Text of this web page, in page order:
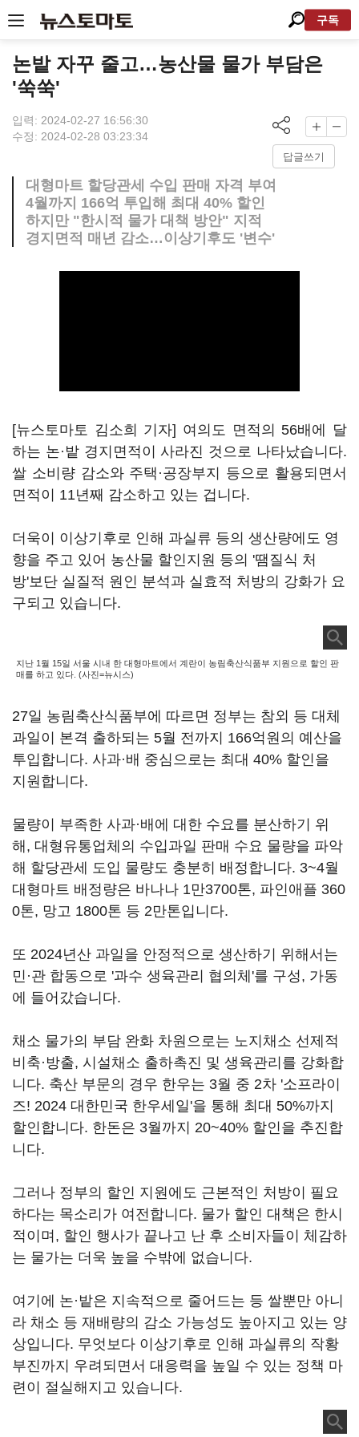
구독
논밭 자꾸 줄고…농산물 물가 부담은
'쑥쑥'
입력: 2024-02-27 16:56:30
수정: 2024-02-28 03:23:34
답글쓰기
대형마트 할당관세 수입 판매 자격 부여
4월까지 166억 투입해 최대 40% 할인
하지만 "한시적 물가 대책 방안" 지적
경지면적 매년 감소…이상기후도 '변수'
[뉴스토마토 김소희 기자] 여의도 면적의 56배에 달
하는 논·밭 경지면적이 사라진 것으로 나타났습니다.
쌀 소비량 감소와 주택·공장부지 등으로 활용되면서
면적이 11년째 감소하고 있는 겁니다.
더욱이 이상기후로 인해 과실류 등의 생산량에도 영
향을 주고 있어 농산물 할인지원 등의 '땜질식 처
방'보단 실질적 원인 분석과 실효적 처방의 강화가 요
구되고 있습니다.
지난 1월 15일 서울 시내 한 대형마트에서 계란이 농림축산식품부 지원으로 할인 판
매를 하고 있다. (사진=뉴시스)
27일 농림축산식품부에 따르면 정부는 참외 등 대체
과일이 본격 출하되는 5월 전까지 166억원의 예산을
투입합니다. 사과·배 중심으로는 최대 40% 할인을
지원합니다.
물량이 부족한 사과·배에 대한 수요를 분산하기 위
해, 대형유통업체의 수입과일 판매 수요 물량을 파악
해 할당관세 도입 물량도 충분히 배정합니다. 3~4월
대형마트 배정량은 바나나 1만3700톤, 파인애플 360
0톤, 망고 1800톤 등 2만톤입니다.
또 2024년산 과일을 안정적으로 생산하기 위해서는
민·관 합동으로 '과수 생육관리 협의체'를 구성, 가동
에 들어갔습니다.
채소 물가의 부담 완화 차원으로는 노지채소 선제적
비축·방출, 시설채소 출하촉진 및 생육관리를 강화합
니다. 축산 부문의 경우 한우는 3월 중 2차 '소프라이
즈! 2024 대한민국 한우세일'을 통해 최대 50%까지
할인합니다. 한돈은 3월까지 20~40% 할인을 추진합
니다.
그러나 정부의 할인 지원에도 근본적인 처방이 필요
하다는 목소리가 여전합니다. 물가 할인 대책은 한시
적이며, 할인 행사가 끝나고 난 후 소비자들이 체감하
는 물가는 더욱 높을 수밖에 없습니다.
여기에 논·밭은 지속적으로 줄어드는 등 쌀뿐만 아니
라 채소 등 재배량의 감소 가능성도 높아지고 있는 양
상입니다. 무엇보다 이상기후로 인해 과실류의 작황
부진까지 우려되면서 대응력을 높일 수 있는 정책 마
련이 절실해지고 있습니다.